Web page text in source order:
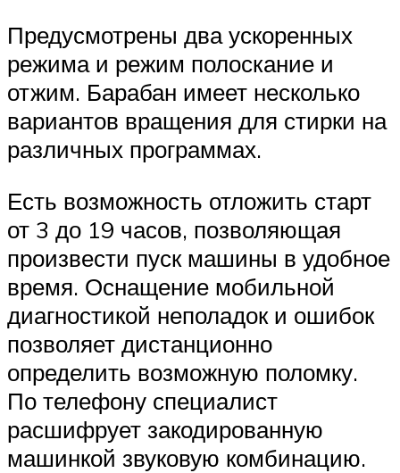
Предусмотрены два ускоренных
режима и режим полоскание и
отжим. Барабан имеет несколько
вариантов вращения для стирки на
различных программах.
Есть возможность отложить старт
от 3 до 19 часов, позволяющая
произвести пуск машины в удобное
время. Оснащение мобильной
диагностикой неполадок и ошибок
позволяет дистанционно
определить возможную поломку.
По телефону специалист
расшифрует закодированную
машинкой звуковую комбинацию.